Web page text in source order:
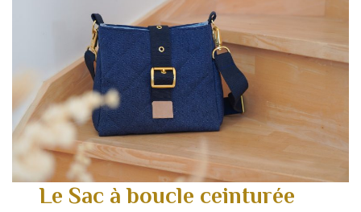
Le Sac à boucle ceinturée